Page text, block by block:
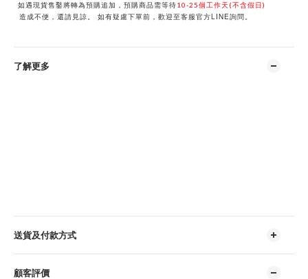
如遇現貨售鑿將轉為預購追加，預購商品需等待10-25個工作天(不含假日)
造成不便，還請見諒。
如有疑慮下單前，歡迎至客服官方LINE詢問。
了解更多
送貨及付款方式
顧客評價